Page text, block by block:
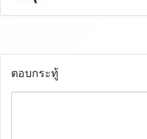
ตอบกระทู้